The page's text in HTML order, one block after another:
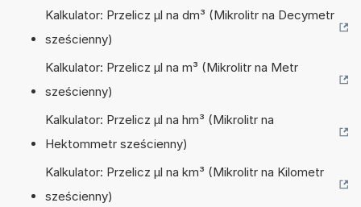
Kalkulator: Przelicz µl na dm³ (Mikrolitr na Decymetr
sześcienny)
Kalkulator: Przelicz µl na m³ (Mikrolitr na Metr
sześcienny)
Kalkulator: Przelicz µl na hm³ (Mikrolitr na
Hektommetr sześcienny)
Kalkulator: Przelicz µl na km³ (Mikrolitr na Kilometr
sześcienny)